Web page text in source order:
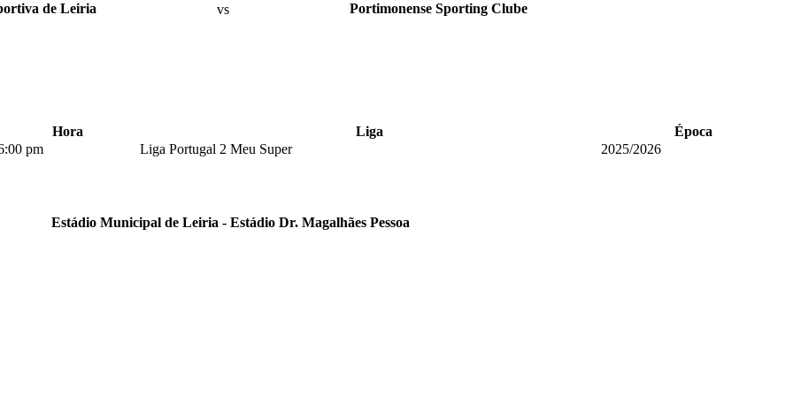
de Leiria vs Portimonense Sporting Clube
Hora Liga
Época
pm
Liga Portugal 2 Meu Super 2025/2026
Estádio Municipal de Leiria - Estádio Dr. Magalhães Pessoa